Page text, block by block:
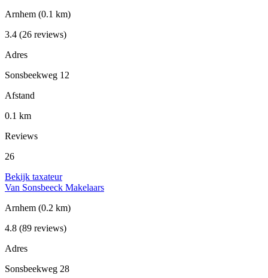
Arnhem (0.1 km)
3.4 (26 reviews)
Adres
Sonsbeekweg 12
Afstand
0.1 km
Reviews
26
Bekijk taxateur
Van Sonsbeeck Makelaars
Arnhem (0.2 km)
4.8 (89 reviews)
Adres
Sonsbeekweg 28